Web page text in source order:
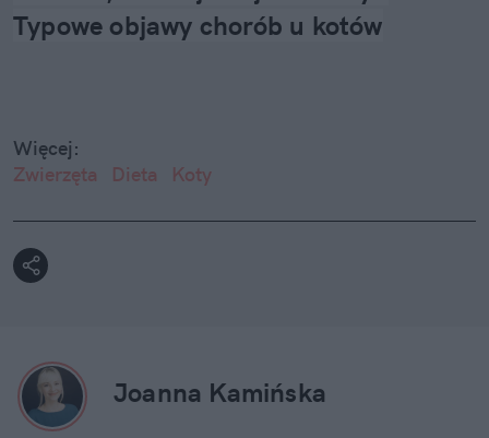
Typowe objawy chorób u kotów
Więcej:
Zwierzęta
Dieta Koty
Joanna Kamińska